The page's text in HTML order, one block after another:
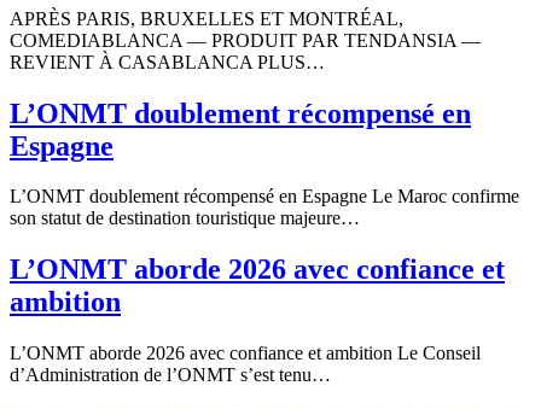
APRÈS PARIS, BRUXELLES ET MONTRÉAL,
COMEDIABLANCA — PRODUIT PAR TENDANSIA —
REVIENT À CASABLANCA PLUS…
L’ONMT doublement récompensé en
Espagne
L’ONMT doublement récompensé en Espagne Le Maroc confirme
son statut de destination touristique majeure…
L’ONMT aborde 2026 avec confiance et
ambition
L’ONMT aborde 2026 avec confiance et ambition Le Conseil
d’Administration de l’ONMT s’est tenu…